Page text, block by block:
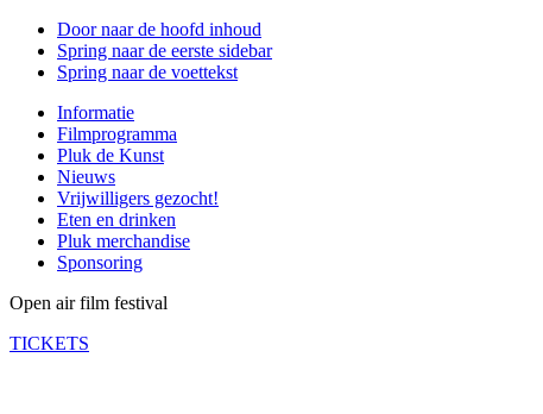
Door naar de hoofd inhoud
Spring naar de eerste sidebar
Spring naar de voettekst
Informatie
Filmprogramma
Pluk de Kunst
Nieuws
Vrijwilligers gezocht!
Eten en drinken
Pluk merchandise
Sponsoring
Open air film festival
TICKETS